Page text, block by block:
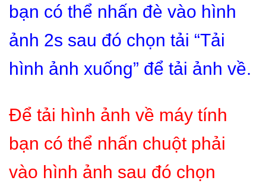
bạn có thể nhấn đè vào hình
ảnh 2s sau đó chọn tải “Tải
hình ảnh xuống” để tải ảnh về.
Để tải hình ảnh về máy tính
bạn có thể nhấn chuột phải
vào hình ảnh sau đó chọn